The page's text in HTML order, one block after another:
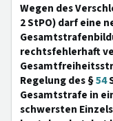
Wegen des
2 StPO) darf eine
rechtsfehlerhaft
Regelung des §54
Gesamtstrafe in
schwersten